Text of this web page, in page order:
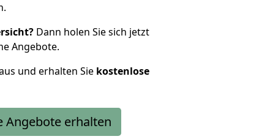
Dann holen Sie sich jetzt
Angebote.
und erhalten Sie kostenlose
Angebote erhalten